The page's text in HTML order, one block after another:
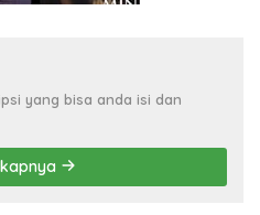
yang bisa anda isi dan